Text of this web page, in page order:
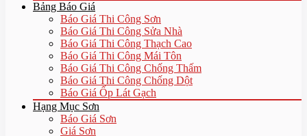
Bảng Báo Giá
Báo Giá Thi Công Sơn
Báo Giá Thi Công Sửa Nhà
Báo Giá Thi Công Thạch Cao
Báo Giá Thi Công Mái Tôn
Báo Giá Thi Công Chống Thấm
Báo Giá Thi Công Chống Dột
Báo Giá Ốp Lát Gạch
Hạng Mục Sơn
Báo Giá Sơn
Giá Sơn